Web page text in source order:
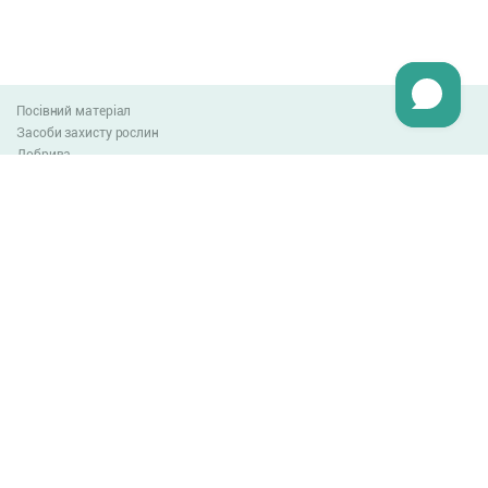
Посівний матеріал
Засоби захисту рослин
Добрива